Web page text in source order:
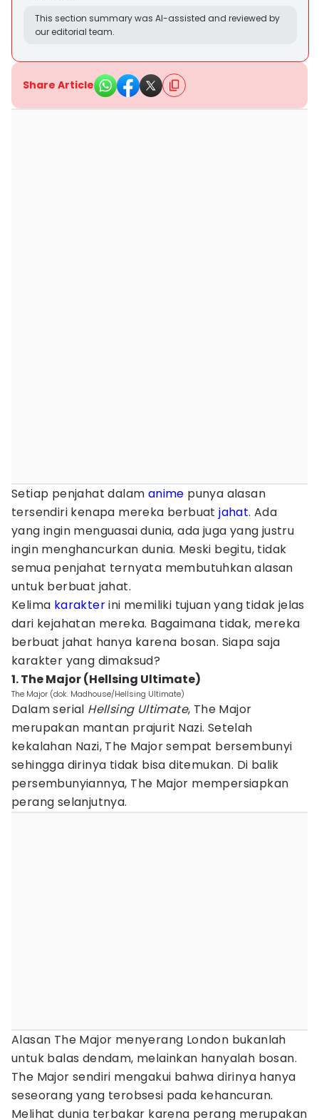
This section summary was AI-assisted and reviewed by
our editorial team.
Share Article
Setiap penjahat dalam anime punya alasan
tersendiri kenapa mereka berbuatjahat. Ada
yang ingin menguasai dunia, ada juga yang justru
ingin menghancurkan dunia. Meski begitu, tidak
semua penjahat ternyata membutuhkan alasan
untuk berbuat jahat.
Kelima karakterini memiliki tujuan yang tidak jelas
dari kejahatan mereka. Bagaimana tidak, mereka
berbuat jahat hanya karena bosan. Siapa saja
karakter yang dimaksud?
1. The Major (Hellsing Ultimate)
The Major (dok. Madhouse/Hellsing Ultimate)
Dalam serial Hellsing Ultimate, The Major
merupakan mantan prajurit Nazi. Setelah
kekalahan Nazi, The Major sempat bersembunyi
sehingga dirinya tidak bisa ditemukan. Di balik
persembunyiannya, The Major mempersiapkan
perang selanjutnya.
Alasan The Major menyerang London bukanlah
untuk balas dendam, melainkan hanyalah bosan.
The Major sendiri mengakui bahwa dirinya hanya
seseorang yang terobsesi pada kehancuran.
Melihat dunia terbakar karena perang merupakan